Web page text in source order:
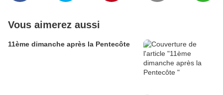
Vous aimerez aussi
11ème dimanche après la Pentecôte